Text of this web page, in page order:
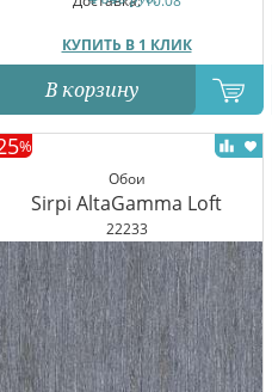
КУПИТЬ В 1 КЛИК
В корзину
Обои
Sirpi AltaGamma Loft
22233
%